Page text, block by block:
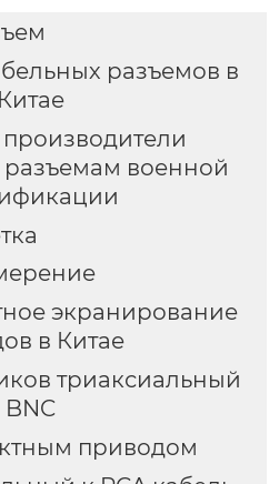
разъемов в
Китае
разъемам военной
экранирование
в Китае
триаксиальный
BNC
приводом